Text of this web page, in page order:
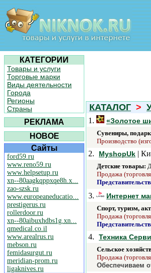
КАТЕГОРИИ
Товары и услуги
Торговые марки
Виды деятельности
Города
Регионы
Страны
РЕКЛАМА
НОВОЕ
Сайты
ford59.ru
www.reno59.ru
www.helpsetup.ru
xn--80aagkqppxqe8h.x...
zao-szsk.ru
www.europeaneducatio...
prestigerus.ru
rollerdoor.ru
xn--80aibuxhdbs1g.xn...
qmedical.co.il
www.arealrus.ru
mebson.ru
femidasurgut.ru
meridian-prom.ru
ligaknives.ru
КАТАЛОГ >
1.
«Золотое
Сувениры,
Производство
2. MyshopUk |
Детские товары:
Продажа
3. Интернет
Спорт, туризм,
Продажа
4. Техника
Сельское
Продажа
Обеспечиваем